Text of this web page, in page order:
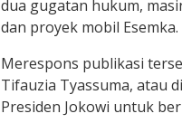
dua gugatan hukum,
dan proyek mobil Esemka.
Merespons publikasi
Tifauzia Tyassuma, atau
Presiden Jokowi untuk